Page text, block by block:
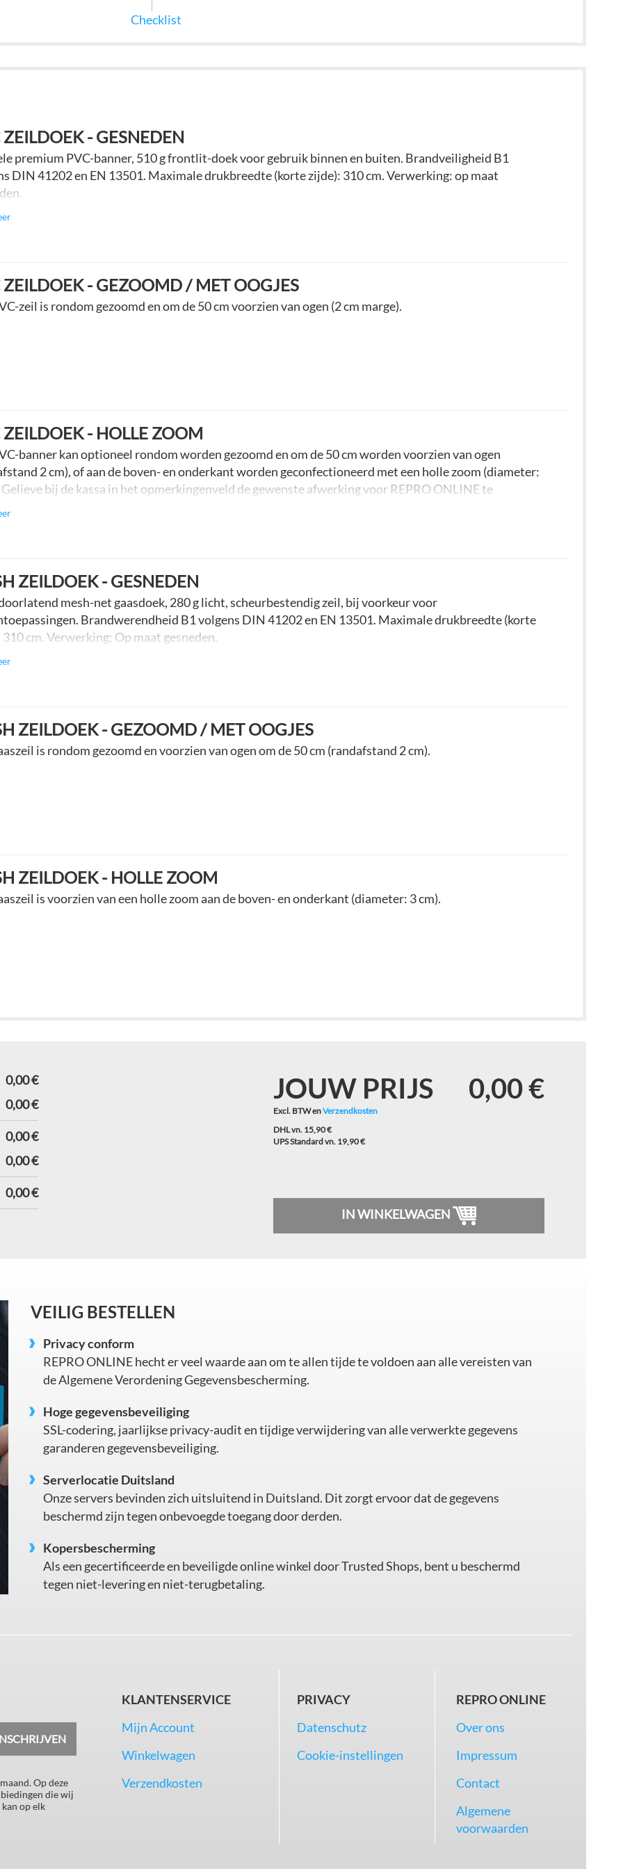
Checklist
ZEILDOEK - GESNEDEN
premium PVC-banner, 510 g frontlit-doek voor gebruik binnen en buiten. Brandveiligheid B1
DIN 41202 en EN 13501. Maximale drukbreedte (korte zijde): 310 cm. Verwerking: op maat
ZEILDOEK - GEZOOMD / MET OOGJES
zeil is rondom gezoomd en om de 50 cm voorzien van ogen (2 cm marge).
ZEILDOEK - HOLLE ZOOM
banner kan optioneel rondom worden gezoomd en om de 50 cm worden voorzien van ogen
2 cm), of aan de boven- en onderkant worden geconfectioneerd met een holle zoom (diameter:
Gelieve bij de kassa in het opmerkingenveld de gewenste afwerking voor REPRO ONLINE te
ZEILDOEK - GESNEDEN
mesh-net gaasdoek, 280 g licht, scheurbestendig zeil, bij voorkeur voor
Brandwerendheid B1 volgens DIN 41202 en EN 13501. Maximale drukbreedte (korte
310 cm. Verwerking: Op maat gesneden.
ZEILDOEK - GEZOOMD / MET OOGJES
is rondom gezoomd en voorzien van ogen om de 50 cm (randafstand 2 cm).
ZEILDOEK - HOLLE ZOOM
is voorzien van een holle zoom aan de boven- en onderkant (diameter: 3 cm).
0,00 €
0,00 €
0,00 €
0,00 €
0,00 €
JOUW PRIJS 0,00 €
Excl. BTW enVerzendkosten
DHL vn. 15,90 €
UPS Standard vn. 19,90 €
IN WINKELWAGEN
VEILIG BESTELLEN
Privacy conform
REPRO ONLINE hecht er veel waarde aan om te allen tijde te voldoen aan alle vereisten van
de Algemene Verordening Gegevensbescherming.
Hoge gegevensbeveiliging
SSL-codering, jaarlijkse privacy-audit en tijdige verwijdering van alle verwerkte gegevens
garanderen gegevensbeveiliging.
Serverlocatie Duitsland
Onze servers bevinden zich uitsluitend in Duitsland. Dit zorgt ervoor dat de gegevens
beschermd zijn tegen onbevoegde toegang door derden.
Kopersbescherming
Als een gecertificeerde en beveiligde online winkel door Trusted Shops, bent u beschermd
tegen niet-levering en niet-terugbetaling.
Op deze
die wij
kan op elk
KLANTENSERVICE
Mijn Account
Winkelwagen
Verzendkosten
PRIVACY
Datenschutz
Cookie-instellingen
REPRO ONLINE
Over ons
Impressum
Contact
Algemene
voorwaarden